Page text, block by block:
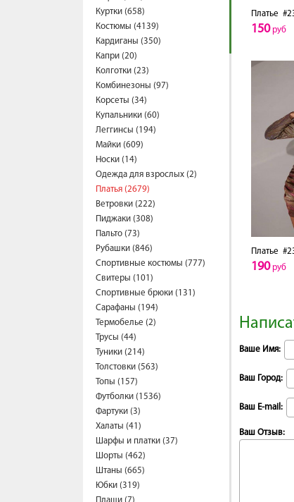
Куртки (658)
Костюмы (4139)
Кардиганы (350)
Капри (20)
Колготки (23)
Комбинезоны (97)
Корсеты (34)
Купальники (60)
Леггинсы (194)
Майки (609)
Носки (14)
Одежда для взрослых (2)
Платья (2679)
Ветровки (222)
Пиджаки (308)
Пальто (73)
Рубашки (846)
Спортивные костюмы (777)
Свитеры (101)
Спортивные брюки (131)
Сарафаны (194)
Термобелье (2)
Трусы (44)
Туники (214)
Толстовки (563)
Топы (157)
Футболки (1536)
Фартуки (3)
Халаты (41)
Шарфы и платки (37)
Шорты (462)
Штаны (665)
Юбки (319)
Платье
150руб
Платье
190руб
Ваше Имя:
Ваш Город:
Ваш E-mail:
Ваш Отзыв: